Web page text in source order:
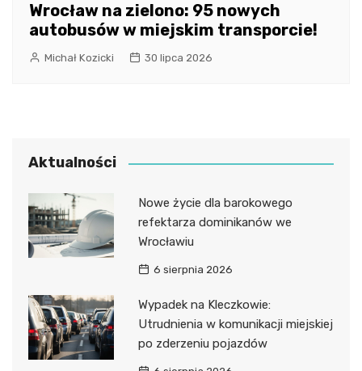
Wrocław na zielono: 95 nowych
autobusów w miejskim transporcie!
Michał Kozicki 30 lipca 2026
Aktualności
Nowe życie dla barokowego
refektarza dominikanów we
Wrocławiu
6 sierpnia 2026
Wypadek na Kleczkowie:
Utrudnienia w komunikacji miejskiej
po zderzeniu pojazdów